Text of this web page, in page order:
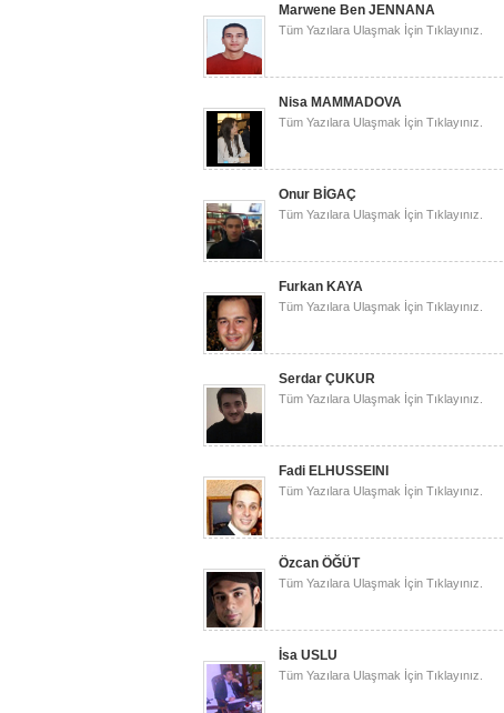
Marwene Ben JENNANA
Tüm Yazılara Ulaşmak İçin Tıklayınız.
Nisa MAMMADOVA
Tüm Yazılara Ulaşmak İçin Tıklayınız.
Onur BİGAÇ
Tüm Yazılara Ulaşmak İçin Tıklayınız.
Furkan KAYA
Tüm Yazılara Ulaşmak İçin Tıklayınız.
Serdar ÇUKUR
Tüm Yazılara Ulaşmak İçin Tıklayınız.
Fadi ELHUSSEINI
Tüm Yazılara Ulaşmak İçin Tıklayınız.
Özcan ÖĞÜT
Tüm Yazılara Ulaşmak İçin Tıklayınız.
İsa USLU
Tüm Yazılara Ulaşmak İçin Tıklayınız.